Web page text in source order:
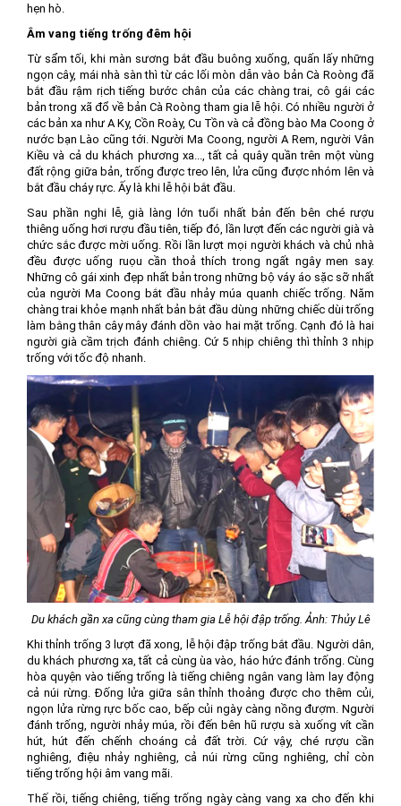
hẹn hò.
Âm vang tiếng trống đêm hội
Từ sẩm tối, khi màn sương bắt đầu buông xuống, quấn lấy những
ngọn cây, mái nhà sàn thì từ các lối mòn dẫn vào bản Cà Roòng đã
bắt đầu rậm rịch tiếng bước chân của các chàng trai, cô gái các
bản trong xã đổ về bản Cà Roòng tham gia lễ hội. Có nhiều người ở
các bản xa như A Ky, Cồn Roày, Cu Tồn và cả đồng bào Ma Coong ở
nước bạn Lào cũng tới. Người Ma Coong, người A Rem, người Vân
Kiều và cả du khách phương xa..., tất cả quây quần trên một vùng
đất rộng giữa bản, trống được treo lên, lửa cũng được nhóm lên và
bắt đầu cháy rực. Ấy là khi lễ hội bắt đầu.
Sau phần nghi lễ, già làng lớn tuổi nhất bản đến bên ché rượu
thiêng uống hơi rượu đầu tiên, tiếp đó, lần lượt đến các người già và
chức sắc được mời uống. Rồi lần lượt mọi người khách và chủ nhà
đều được uống ruọu cần thoả thích trong ngất ngây men say.
Những cô gái xinh đẹp nhất bản trong những bộ váy áo sặc sỡ nhất
của người Ma Coong bắt đầu nhảy múa quanh chiếc trống. Năm
chàng trai khỏe mạnh nhất bản bắt đầu dùng những chiếc dùi trống
làm bằng thân cây mây đánh dồn vào hai mặt trống. Cạnh đó là hai
người già cầm trịch đánh chiêng. Cứ 5 nhịp chiêng thì thỉnh 3 nhịp
trống với tốc độ nhanh.
Du khách gần xa cũng cùng tham gia Lễ hội đập trống. Ảnh: Thủy Lê
Khi thỉnh trống 3 lượt đã xong, lễ hội đập trống bắt đầu. Người dân,
du khách phương xa, tất cả cùng ùa vào, háo hức đánh trống. Cùng
hòa quyện vào tiếng trống là tiếng chiêng ngân vang làm lay động
cả núi rừng. Đống lửa giữa sân thỉnh thoảng được cho thêm củi,
ngọn lửa rừng rực bốc cao, bếp củi ngày càng nồng đượm. Người
đánh trống, người nhảy múa, rồi đến bên hũ rượu sà xuống vít cần
hút, hút đến chếnh choáng cả đất trời. Cứ vậy, ché rượu cần
nghiêng, điệu nhảy nghiêng, cả núi rừng cũng nghiêng, chỉ còn
tiếng trống hội âm vang mãi.
Thế rồi, tiếng chiêng, tiếng trống ngày càng vang xa cho đến khi